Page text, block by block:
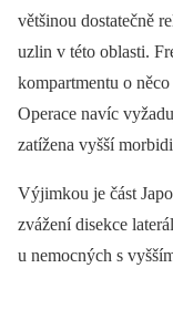
většinou dostatečně
uzlin v této oblasti.
kompartmentu o
Operace navíc
zatížena vyšší
Výjimkou je část
zvážení disekce
u nemocných s